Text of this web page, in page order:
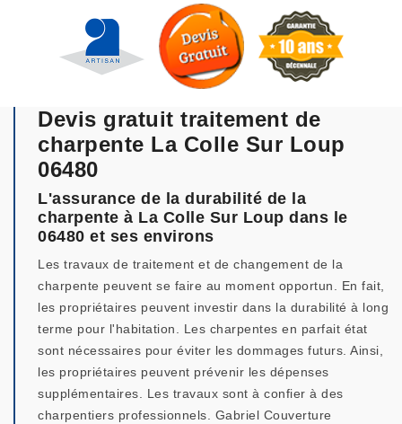
Devis gratuit traitement de
charpente La Colle Sur Loup
06480
L'assurance de la durabilité de la
charpente à La Colle Sur Loup dans le
06480 et ses environs
Les travaux de traitement et de changement de la
charpente peuvent se faire au moment opportun. En fait,
les propriétaires peuvent investir dans la durabilité à long
terme pour l'habitation. Les charpentes en parfait état
sont nécessaires pour éviter les dommages futurs. Ainsi,
les propriétaires peuvent prévenir les dépenses
supplémentaires. Les travaux sont à confier à des
charpentiers professionnels. Gabriel Couverture